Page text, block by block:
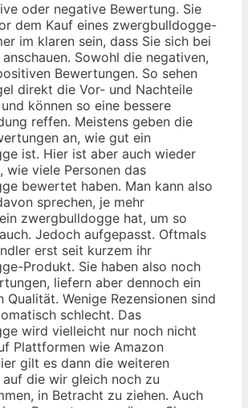
oder negative Bewertung. Sie
dem Kauf eines zwergbulldogge-
im klaren sein, dass Sie sich bei
Sowohl die negativen,
Bewertungen. So sehen
direkt die Vor- und Nachteile
können so eine bessere
reffen. Meistens geben die
an, wie gut ein
ist. Hier ist aber auch wieder
wie viele Personen das
bewertet haben. Man kann also
sprechen, je mehr
zwergbulldogge hat, um so
Jedoch aufgepasst. Oftmals
erst seit kurzem ihr
Produkt. Sie haben also noch
liefern aber dennoch ein
Qualität. Wenige Rezensionen sind
schlecht. Das
wird vielleicht nur noch nicht
Plattformen wie Amazon
gilt es dann die weiteren
auf die wir gleich noch zu
in Betracht zu ziehen. Auch